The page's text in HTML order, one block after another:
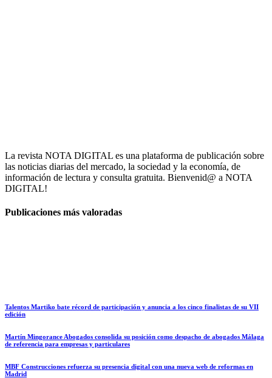
La revista NOTA DIGITAL es una plataforma de publicación sobre
las noticias diarias del mercado, la sociedad y la economía, de
información de lectura y consulta gratuita. Bienvenid@ a NOTA
DIGITAL!
Publicaciones más valoradas
Talentos Martiko bate récord de participación y anuncia a los cinco finalistas de su VII
edición
Martín Mingorance Abogados consolida su posición como despacho de abogados Málaga
de referencia para empresas y particulares
MBF Construcciones refuerza su presencia digital con una nueva web de reformas en
Madrid